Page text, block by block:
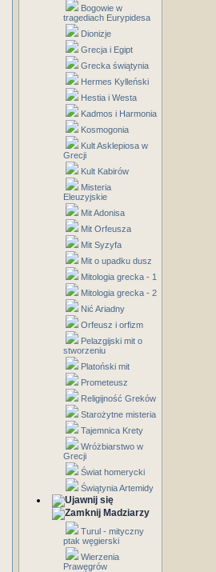
Bogowie w
tragediach Eurypidesa
Dionizje
Grecja i Egipt
Grecka świątynia
Hermes Kylleński
Hestia i Westa
Kadmos i Harmonia
Kosmogonia
Kult Asklepiosa w
Grecji
Kult Kabirów
Misteria
Eleuzyjskie
Mit Adonisa
Mit Orfeusza
Mit Syzyfa
Mit o upadku dusz
Mitologia grecka - 1
Mitologia grecka - 2
Nić Ariadny
Orfeusz i orfizm
Pelazgijski mit o
stworzeniu
Platoński mit
Prometeusz
Religijność Greków
Starożytne misteria
Tajemnica Krety
Wróżbiarstwo w
Grecji
Świat homerycki
Świątynia Artemidy
Madziarzy
Turul - mityczny
ptak węgierski
Wierzenia
Prawęgrów